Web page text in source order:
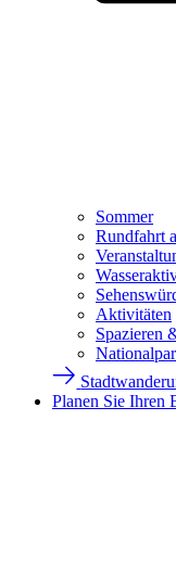
Sommer
Rundfahrt
Aktivitäten
Spazieren
Planen Sie Ihren